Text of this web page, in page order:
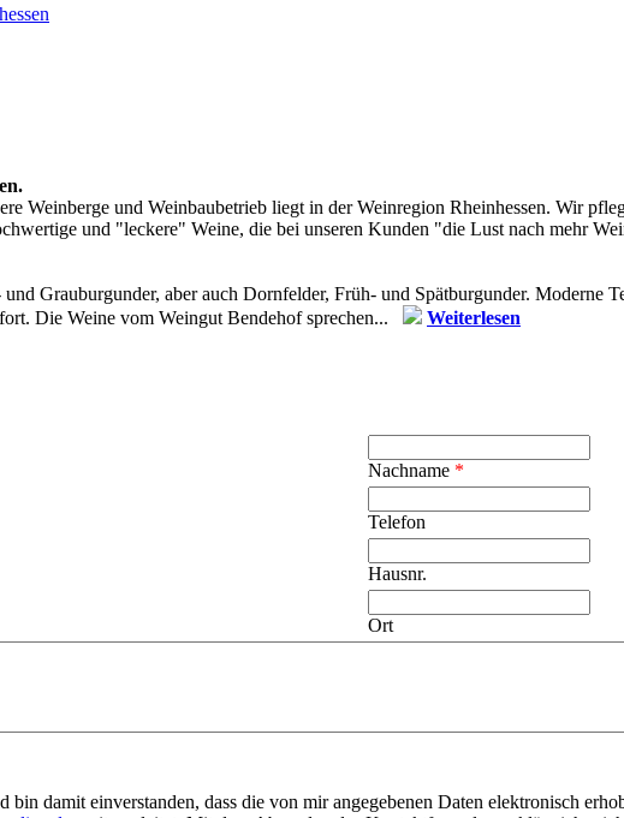
Weinberge und Weinbaubetrieb liegt in der Weinregion Rheinhessen. Wir
und "leckere" Weine, die bei unseren Kunden "die Lust nach mehr
Grauburgunder, aber auch Dornfelder, Früh- und Spätburgunder.
Die Weine vom Weingut Bendehof sprechen...
Weiterlesen
Nachname *
Telefon
Hausnr.
Ort
bin damit einverstanden, dass die von mir angegebenen Daten elektronisch